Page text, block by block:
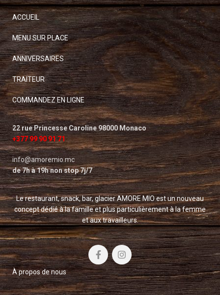
ACCUEIL
MENU SUR PLACE
ANNIVERSAIRES
TRAITEUR
COMMANDEZ EN LIGNE
22 rue Princesse Caroline 98000 Monaco
+377 99 90 91 71
info@amoremio.mc
de 7h à 19h non stop 7j/7
Le restaurant, snack, bar, glacier AMORE MIO est un nouveau
concept dédié à la famille et plus particulièrement à la femme
et aux travailleurs.
À propos de nous